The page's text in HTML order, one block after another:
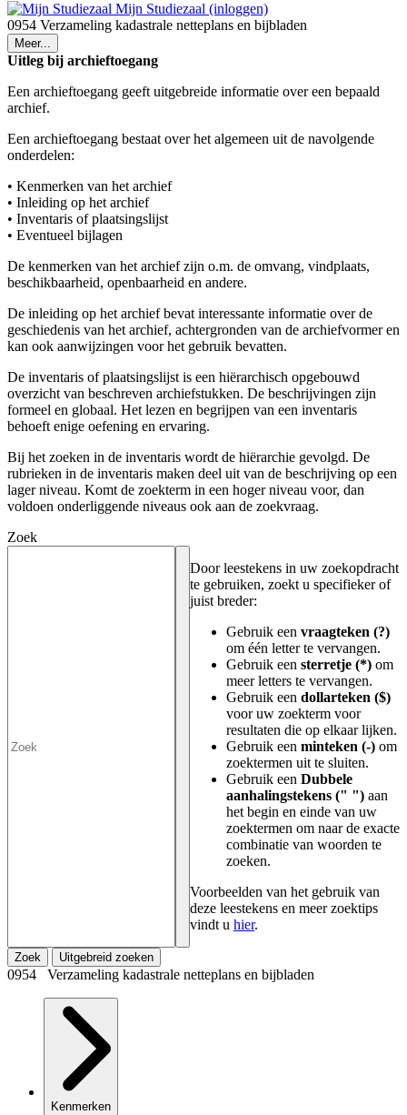
Mijn Studiezaal (inloggen)
0954 Verzameling kadastrale netteplans en bijbladen
Meer...
Uitleg bij archieftoegang
Een archieftoegang geeft uitgebreide informatie over een bepaald
archief.
Een archieftoegang bestaat over het algemeen uit de navolgende
onderdelen:
• Kenmerken van het archief
• Inleiding op het archief
• Inventaris of plaatsingslijst
• Eventueel bijlagen
De kenmerken van het archief zijn o.m. de omvang, vindplaats,
beschikbaarheid, openbaarheid en andere.
De inleiding op het archief bevat interessante informatie over de
geschiedenis van het archief, achtergronden van de archiefvormer en
kan ook aanwijzingen voor het gebruik bevatten.
De inventaris of plaatsingslijst is een hiërarchisch opgebouwd
overzicht van beschreven archiefstukken. De beschrijvingen zijn
formeel en globaal. Het lezen en begrijpen van een inventaris
behoeft enige oefening en ervaring.
Bij het zoeken in de inventaris wordt de hiërarchie gevolgd. De
rubrieken in de inventaris maken deel uit van de beschrijving op een
lager niveau. Komt de zoekterm in een hoger niveau voor, dan
voldoen onderliggende niveaus ook aan de zoekvraag.
Zoek
Door leestekens in uw zoekopdracht
te gebruiken, zoekt u specifieker of
juist breder:
Gebruik een vraagteken (?)
om één letter te vervangen.
Gebruik een sterretje (*) om
meer letters te vervangen.
Gebruik een dollarteken ($)
voor uw zoekterm voor
resultaten die op elkaar lijken.
Gebruik een minteken (-) om
zoektermen uit te sluiten.
Gebruik een Dubbele
aanhalingstekens (" ") aan
het begin en einde van uw
zoektermen om naar de exacte
combinatie van woorden te
zoeken.
Voorbeelden van het gebruik van
deze leestekens en meer zoektips
vindt u hier.
Zoek Uitgebreid zoeken
0954 Verzameling kadastrale netteplans en bijbladen
Kenmerken